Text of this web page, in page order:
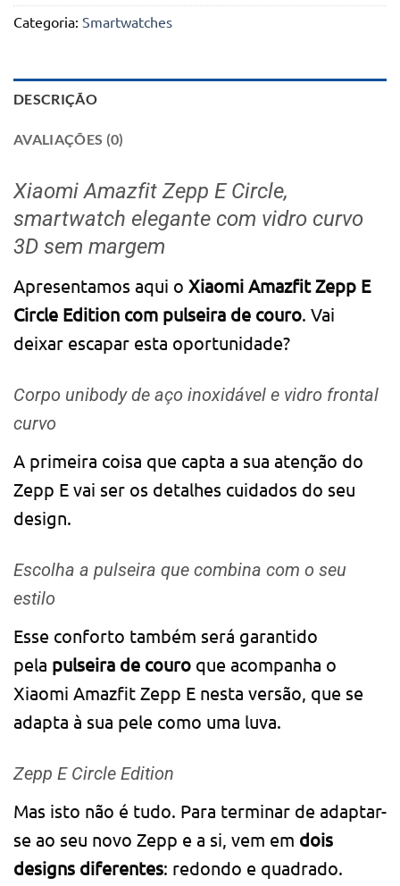
Categoria: Smartwatches
DESCRIÇÃO
AVALIAÇÕES (0)
Xiaomi Amazfit Zepp E Circle,
smartwatch elegante com vidro curvo
3D sem margem
Apresentamos aqui o Xiaomi Amazfit Zepp E
Circle Edition com pulseira de couro. Vai
deixar escapar esta oportunidade?
Corpo unibody de aço inoxidável e vidro frontal
curvo
A primeira coisa que capta a sua atenção do
Zepp E vai ser os detalhes cuidados do seu
design.
Escolha a pulseira que combina com o seu
estilo
Esse conforto também será garantido
pela pulseira de couro que acompanha o
Xiaomi Amazfit Zepp E nesta versão, que se
adapta à sua pele como uma luva.
Zepp E Circle Edition
Mas isto não é tudo. Para terminar de adaptar-
se ao seu novo Zepp e a si, vem em dois
designs diferentes: redondo e quadrado.